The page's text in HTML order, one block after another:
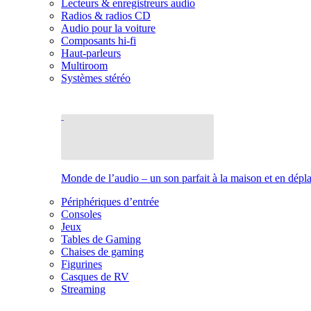
Lecteurs & enregistreurs audio
Radios & radios CD
Audio pour la voiture
Composants hi-fi
Haut-parleurs
Multiroom
Systèmes stéréo
Monde de l’audio – un son parfait à la maison et en
Périphériques d’entrée
Consoles
Jeux
Tables de Gaming
Chaises de gaming
Figurines
Casques de RV
Streaming